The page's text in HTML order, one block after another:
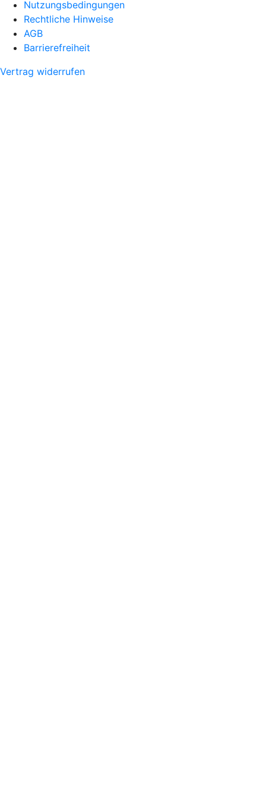
Nutzungsbedingungen
Rechtliche Hinweise
AGB
Barrierefreiheit
Vertrag widerrufen